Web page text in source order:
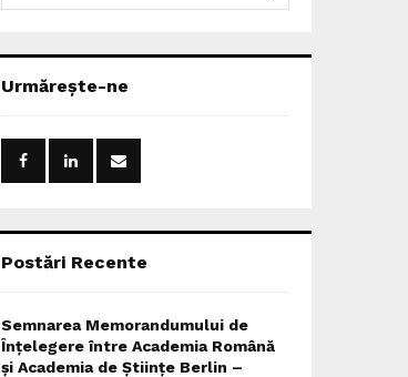
h
o
:
Urmărește-ne
Postări Recente
Semnarea Memorandumului de
Înțelegere între Academia Română
și Academia de Științe Berlin –